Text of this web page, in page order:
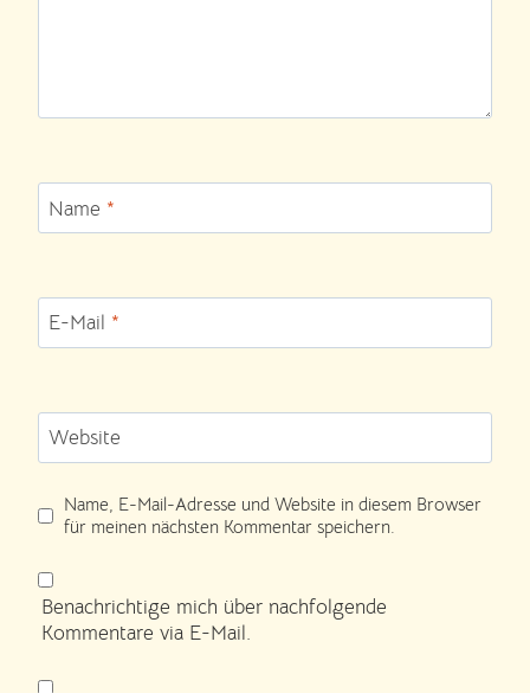
Name *
E-Mail *
Website
Name, E-Mail-Adresse und Website in diesem Browser
für meinen nächsten Kommentar speichern.
Benachrichtige mich über nachfolgende
Kommentare via E-Mail.